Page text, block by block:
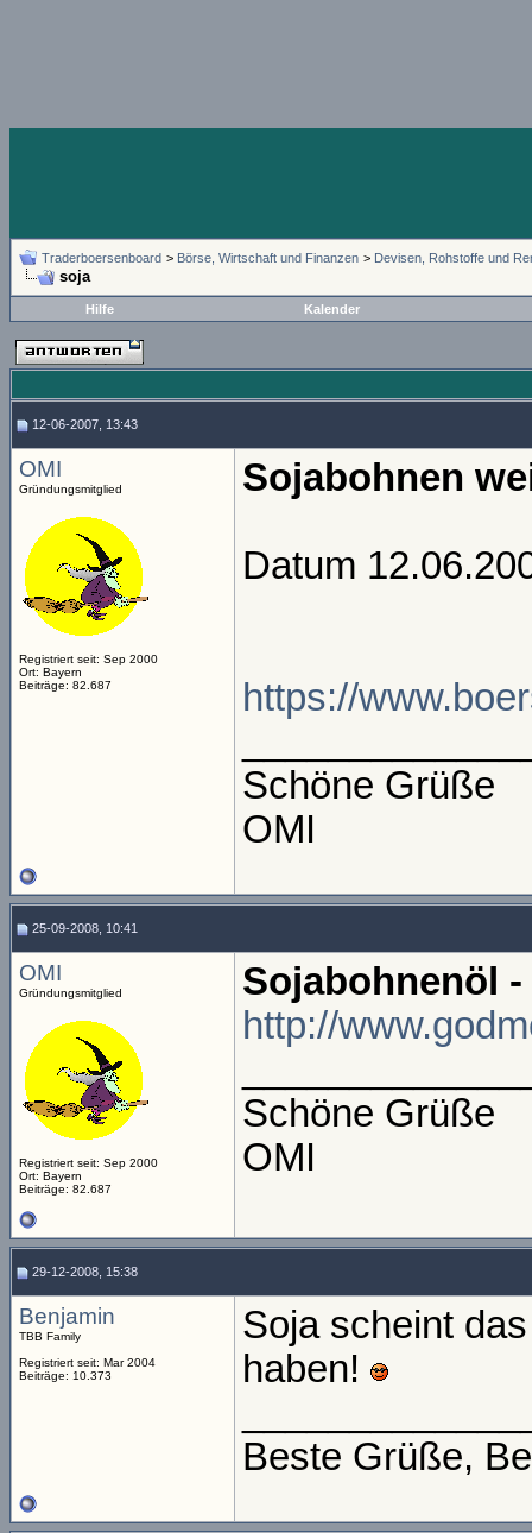
Traderboersenboard > Börse, Wirtschaft und Finanzen > Devisen, Rohstoffe und
soja
Hilfe Kalender
12-06-2007, 13:43
OMI
Gründungsmitglied
Registriert seit: Sep 2000
Ort: Bayern
Beiträge: 82.687
Sojabohnen
Datum
https://
Schöne Grüße
OMI
25-09-2008, 10:41
OMI
Gründungsmitglied
Registriert seit: Sep 2000
Ort: Bayern
Beiträge: 82.687
Sojabohnenöl
http://
Schöne Grüße
OMI
29-12-2008, 15:38
Benjamin
TBB Family
Registriert seit: Mar 2004
Beiträge: 10.373
Soja scheint
haben!
Beste Grüße,